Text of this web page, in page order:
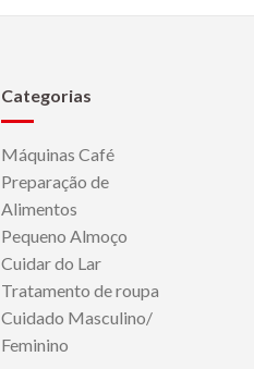
Categorias
Máquinas Café
Preparação de
Alimentos
Pequeno Almoço
Cuidar do Lar
Tratamento de roupa
Cuidado Masculino/
Feminino